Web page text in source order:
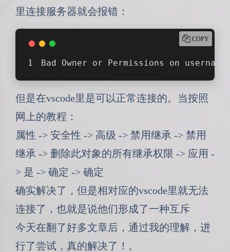
里连接服务器就会报错：
Bad Owner or Permissions on
COPY
但是在vscode里是可以正常连接的。当按照
网上的教程：
属性 -> 安全性 -> 高级 -> 禁用继承 -> 禁用
继承 -> 删除此对象的所有继承权限 -> 应用 -
> 是 -> 确定 -> 确定
确实解决了，但是相对应的vscode里就无法
连接了，也就是说他们形成了一种互斥
今天在翻了好多文章后，通过我的理解，进
行了尝试，真的解决了！。